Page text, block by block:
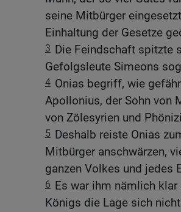
seine Mitbürger
Einhaltung der Gesetze
3 Die Feindschaft spitzte
Gefolgsleute Simeons
4 Onias begriff, wie
Apollonius, der Sohn von
von Zölesyrien und
5 Deshalb reiste Onias
Mitbürger anschwärzen,
ganzen Volkes und jedes
6 Es war ihm nämlich
Königs die Lage sich